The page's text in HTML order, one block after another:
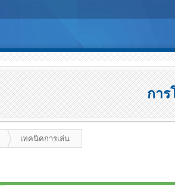
การ
เทคนิคการเล่น